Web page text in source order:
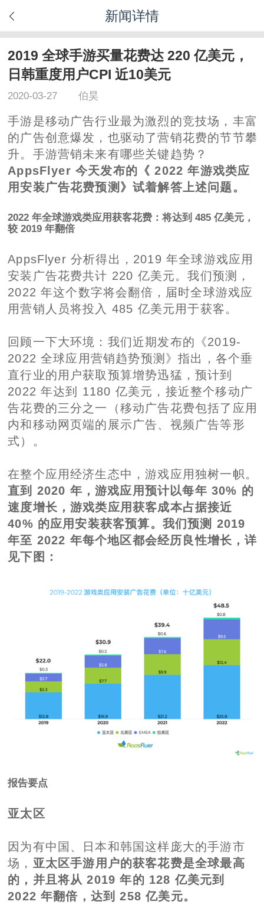
新闻详情
2019 全球手游买量花费达 220 亿美元，
日韩重度用户CPI 近10美元
2020-03-27 伯昊
手游是移动广告行业最为激烈的竞技场，丰富
的广告创意爆发，也驱动了营销花费的节节攀
升。手游营销未来有哪些关键趋势？
AppsFlyer 今天发布的《 2022 年游戏类应
用安装广告花费预测》试着解答上述问题。
2022 年全球游戏类应用获客花费：将达到 485 亿美元，
较 2019 年翻倍
AppsFlyer 分析得出，2019 年全球游戏应用
安装广告花费共计 220 亿美元。我们预测，
2022 年这个数字将会翻倍，届时全球游戏应
用营销人员将投入 485 亿美元用于获客。
回顾一下大环境：我们近期发布的《2019-
2022 全球应用营销趋势预测》指出，各个垂
直行业的用户获取预算增势迅猛，预计到
2022 年达到 1180 亿美元，接近整个移动广
告花费的三分之一（移动广告花费包括了应用
内和移动网页端的展示广告、视频广告等形
式）。
在整个应用经济生态中，游戏应用独树一帜。
直到 2020 年，游戏应用预计以每年 30% 的
速度增长，游戏类应用获客成本占据接近
40% 的应用安装获客预算。我们预测 2019
年至 2022 年每个地区都会经历良性增长，详
见下图：
报告要点
亚太区
因为有中国、日本和韩国这样庞大的手游市
场， 亚太区手游用户的获客花费是全球最高
的，并且将从 2019 年的 128 亿美元到
2022 年翻倍，达到 258 亿美元。